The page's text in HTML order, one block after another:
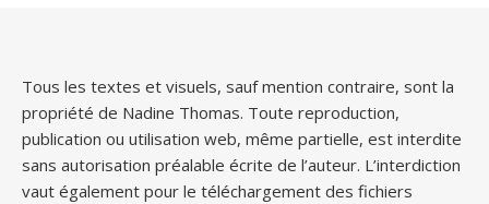
Tous les textes et visuels, sauf mention contraire, sont la
propriété de Nadine Thomas. Toute reproduction,
publication ou utilisation web, même partielle, est interdite
sans autorisation préalable écrite de l’auteur. L’interdiction
vaut également pour le téléchargement des fichiers